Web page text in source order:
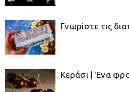
Γνωρίστε τις
Κεράσι | Ένα